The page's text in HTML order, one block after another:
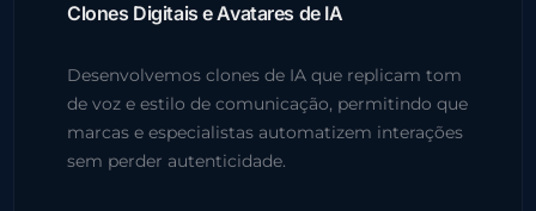
Clones Digitais e Avatares de IA
Desenvolvemos clones de IA que replicam tom
de voz e estilo de comunicação, permitindo que
marcas e especialistas automatizem interações
sem perder autenticidade.